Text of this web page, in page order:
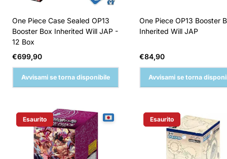
One Piece Case Sealed OP13
Booster Box Inherited Will JAP -
12 Box
Prezzo
normale
€699,90
Avvisami se torna disponibile
One Piece OP13 Booster
Inherited Will JAP
Prezzo
normale
€84,90
Avvisami se torna
Etichetta Del Prodotto:
Esaurito Etichetta Del Prodotto:
Esaurito